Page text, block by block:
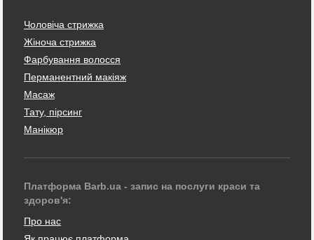
Чоловіча стрижка
Жіноча стрижка
Фарбування волосся
Перманентний макіяж
Масаж
Тату, пірсинг
Манікюр
Платформа Barb.ua - запис на послуги краси та
здоров'я:
Про нас